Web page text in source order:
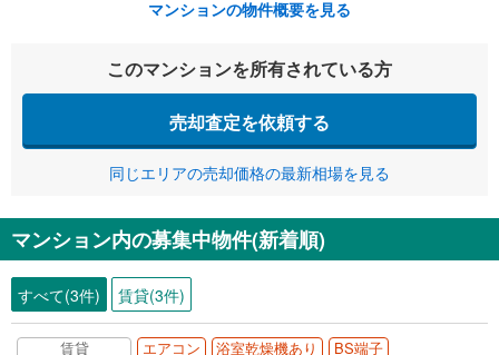
マンションの物件概要を見る
このマンションを所有されている方
売却査定を依頼する
同じエリアの売却価格の最新相場を見る
マンション内の募集中物件(新着順)
すべて(3件) 賃貸(3件)
賃貸 エアコン 浴室乾燥機あり
BS端子